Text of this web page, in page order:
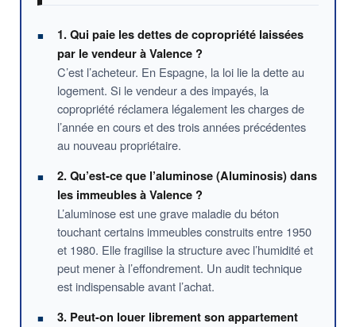
1. Qui paie les dettes de copropriété laissées
par le vendeur à Valence ?
C’est l’acheteur. En Espagne, la loi lie la dette au
logement. Si le vendeur a des impayés, la
copropriété réclamera légalement les charges de
l’année en cours et des trois années précédentes
au nouveau propriétaire.
2. Qu’est-ce que l’aluminose (Aluminosis) dans
les immeubles à Valence ?
L’aluminose est une grave maladie du béton
touchant certains immeubles construits entre 1950
et 1980. Elle fragilise la structure avec l’humidité et
peut mener à l’effondrement. Un audit technique
est indispensable avant l’achat.
3. Peut-on louer librement son appartement